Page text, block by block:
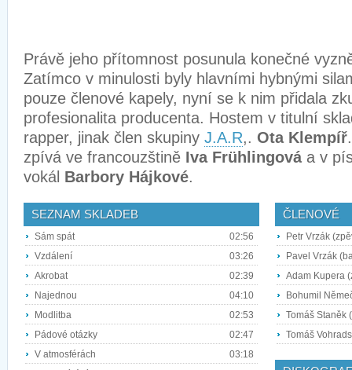
Právě jeho přítomnost posunula konečné
Zatímco v minulosti byly hlavními hybnými
pouze členové kapely, nyní se k nim přidala
profesionalita producenta. Hostem v titulní
rapper, jinak člen skupiny J.A.R,. Ota Klempíř
zpívá ve francouzštině Iva Frühlingová a v
vokál Barbory Hájkové.
SEZNAM SKLADEB
Sám spát
02:56
Vzdálení
03:26
Akrobat
02:39
Najednou
04:10
Modlitba
02:53
Pádové otázky
02:47
V atmosférách
03:18
ČLENOVÉ
Petr Vrzák
Pavel Vrzák
Adam Kupera
Bohumil
Tomáš Staněk
Tomáš